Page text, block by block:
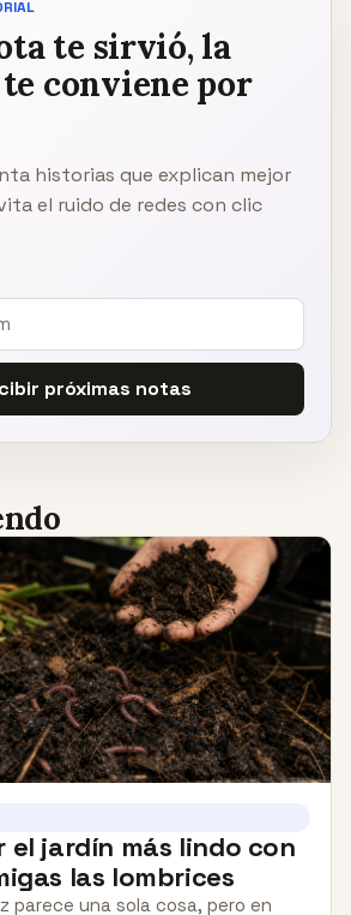
te sirvió, la
conviene por
historias que explican mejor
el ruido de redes con clic
próximas notas
el jardín más lindo con
las lombrices
parece una sola cosa, pero en